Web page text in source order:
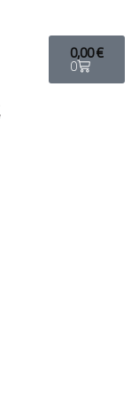
0,00€
0